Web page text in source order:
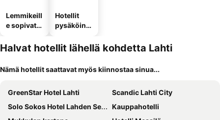
Lemmikeill
e sopivat
Hotellit
pysäköinni
Halvat hotellit lähellä kohdetta Lahti
Nämä hotellit saattavat myös kiinnostaa sinua...
GreenStar Hotel Lahti
Scandic Lahti City
Solo Sokos Hotel Lahden Seurahuone
Kauppahotelli